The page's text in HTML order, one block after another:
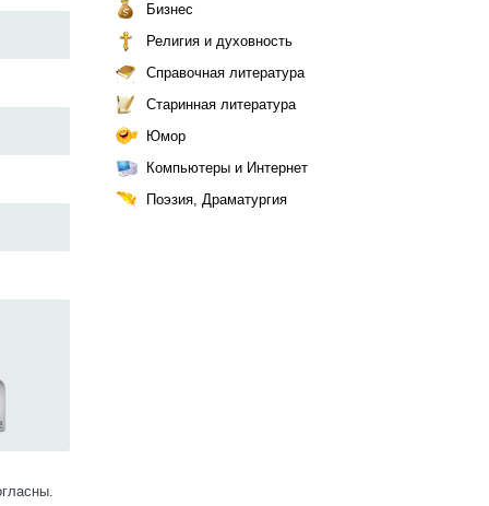
Бизнес
Религия и духовность
Справочная литература
Старинная литература
Юмор
Компьютеры и Интернет
Поэзия, Драматургия